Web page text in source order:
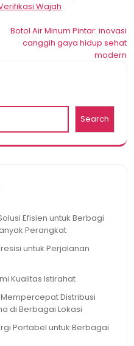
Wajah
Botol Air Minum Pintar: inovasi
canggih gaya hidup sehat
modern
Search
Efisien untuk Berbagi
Perangkat
untuk Perjalanan
Kualitas Istirahat
Distribusi
di Berbagai Lokasi
Portabel untuk Berbagai